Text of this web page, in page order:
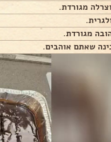
מגורדת.
מגורדת.
שאתם אוהבים.